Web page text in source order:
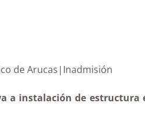
de
a instalación de estructura